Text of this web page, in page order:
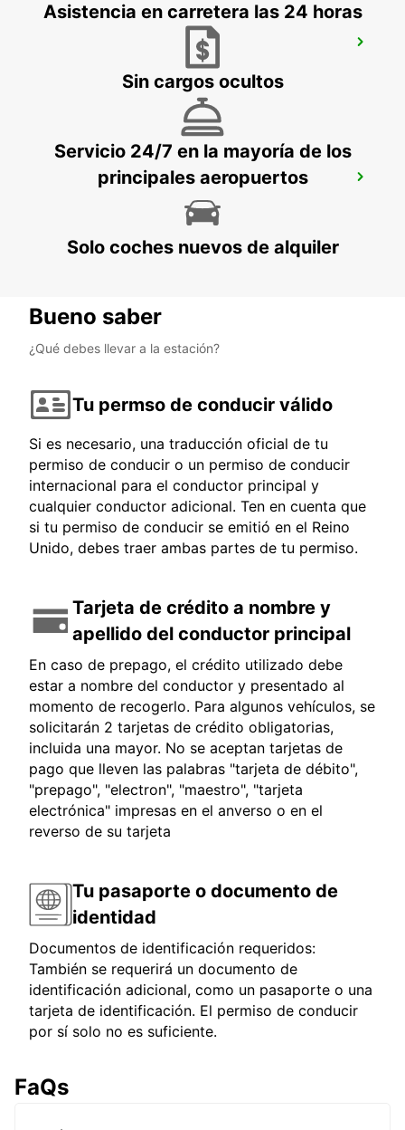
SÃO PAULO SANTO AMARO
JOACABA
Asistencia en carretera las 24 horas
Sin cargos ocultos
Servicio 24/7 en la mayoría de los
principales aeropuertos
Solo coches nuevos de alquiler
Bueno saber
¿Qué debes llevar a la estación?
Tu permso de conducir válido
Si es necesario, una traducción oficial de tu
permiso de conducir o un permiso de conducir
internacional para el conductor principal y
cualquier conductor adicional. Ten en cuenta que
si tu permiso de conducir se emitió en el Reino
Unido, debes traer ambas partes de tu permiso.
Tarjeta de crédito a nombre y
apellido del conductor principal
En caso de prepago, el crédito utilizado debe
estar a nombre del conductor y presentado al
momento de recogerlo. Para algunos vehículos, se
solicitarán 2 tarjetas de crédito obligatorias,
incluida una mayor. No se aceptan tarjetas de
pago que lleven las palabras "tarjeta de débito",
"prepago", "electron", "maestro", "tarjeta
electrónica" impresas en el anverso o en el
reverso de su tarjeta
Tu pasaporte o documento de
identidad
Documentos de identificación requeridos:
También se requerirá un documento de
identificación adicional, como un pasaporte o una
tarjeta de identificación. El permiso de conducir
por sí solo no es suficiente.
FaQs